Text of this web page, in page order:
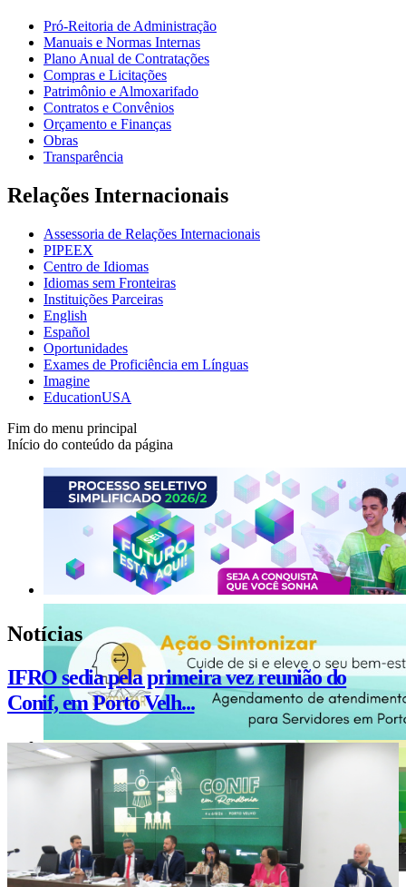
Pró-Reitoria de Administração
Manuais e Normas Internas
Plano Anual de Contratações
Compras e Licitações
Patrimônio e Almoxarifado
Contratos e Convênios
Orçamento e Finanças
Obras
Transparência
Relações Internacionais
Assessoria de Relações Internacionais
PIPEEX
Centro de Idiomas
Idiomas sem Fronteiras
Instituições Parceiras
English
Español
Oportunidades
Exames de Proficiência em Línguas
Imagine
EducationUSA
Fim do menu principal
Início do conteúdo da página
Notícias
IFRO sedia pela primeira vez reunião do
Conif, em Porto Velh...